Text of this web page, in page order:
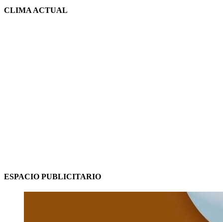
CLIMA ACTUAL
ESPACIO PUBLICITARIO